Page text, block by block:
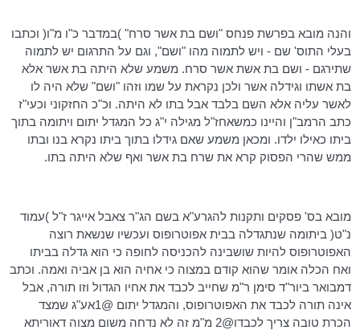
והנה מובא בפרשתפנחס "ושם בת אשר סרח" )במדבר כ"ו מ"ו( וכתבו
בעלי התוס' שם - ויש לתמוה מהו "ושם", וגם על התרגום יש לתמוה
שתירגם - ושם בת אשת אשר סרח. משמע שלא היתה בת אשר אלא
בת אשתו וגידלה אשר ולכן נקראת על שמו וזהו "ושם" שלא היה לו
לאשר עליה אלא השם בלבד אבל בתו לא היתה. וכ"כ החזקוני וכעי"ז
כתב הרמב"ן והיינו כמשאחז"ל מגילה י"ג כל המגדל יתום ויתומה בתוך
ביתו כאילו ילדו. ומכאן משמע שאם גידלו בתוך ביתו נקרא בנו ובתו
ממש שהרי הפסוק קרא אתשרח בת אשר ואף שלא היתה בתו.
מובא בס' פסקים ותקנותלהגרע"א בשם הג"ר צאבל אייגר ז"ל )עמוד
נ"ט( ביתומהשנתגדלה בבית אפוטרופוס ועכשיו שנשאת רוצה
האפוטרופוס להיות שושבינה להכניסה לחופה כי הוא גדלה בביתו
ואח הכלה אומר שהוא קודם במצוה כי אחיה הוא בן אביה ואמה. וכתב
דמבואר ביור"ד סימן ר"מ שחייב לכבד את אחיו הגדול וזו תורה, אבל
אינה תורה לכבד את האפוטרופוס, והמגדל יתום @1אע"ג
שמצד
הכרת טובה צריךלכבדו@2
מ"מ זה לא נדחה משום מצוה דאוריתא